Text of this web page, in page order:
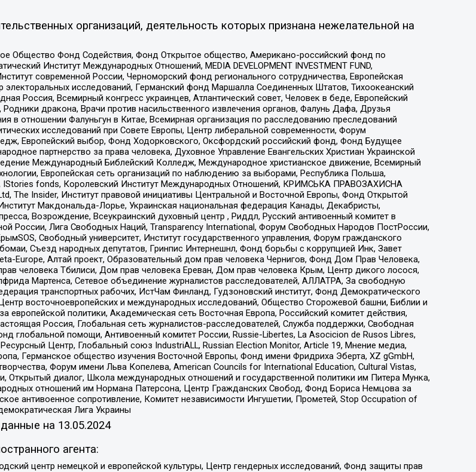
организаций, деятельность которых признана нежелательной на
Общество Фонд Содействия, Фонд Открытое общество, Американо-российский фонд по
Институт Международных Отношений, MEDIA DEVELOPMENT INVESTMENT FUND,
современной России, Черноморский фонд регионального сотрудничества, Европейская
исследований, Германский фонд Маршалла Соединенных Штатов, Тихоокеанский
Россия, Всемирный конгресс украинцев, Атлантический совет, Человек в беде, Европейский
дракона, Врачи против насильственного извлечения органов, Фалунь Дафа, Друзья
в отношении Фалуньгун в Китае, Всемирная организация по расследованию преследований
исследований при Совете Европы, Центр либеральной современности, Форум
Европейский выбор, Фонд Ходорковского, Оксфордский российский фонд, Фонд Будущее
партнерство за права человека, Духовное Управление Евангельских Христиан Украинской
Международный Библейский Колледж, Международное христианское движение, Всемирный
Европейская сеть организаций по наблюдению за выборами, Республика Польша,
fonds, Королевский Институт Международных Отношений, КРИМСЬКА ПРАВОЗАХИСНА
The Insider, Институт правовой инициативы Центральной и Восточной Европы, Фонд Открытой
Макдональда-Лорье, Украинская национальная федерация Канады, Декабристы,
Возрождение, Всеукраинский духовный центр , Риддл, Русский антивоенный комитет в
России, Лига Свободных Наций, Transparеncy International, Форум Свободных Народов ПостРоссии,
Свободный университет, Институт государственного управления, Форум гражданского
Съезд народных депутатов, Гринпис Интернешнл, Фонд борьбы с коррупцией Инк, Завет
Europe, Алтай проект, Образовательный дом прав человека Чернигов, Фонд Дом Прав Человека,
человека Тбилиси, Дом прав человека Ереван, Дом прав человека Крым, Центр дикого лосося,
Мартенса, Сетевое объединение журналистов расследователей, АЛЛАТРА, За свободную
транспортных рабочих, ИстЧам Финланд, Гудзоновский институт, Фонд Демократического
восточноевропейских и международных исследований, Общество Сторожевой башни, Библии и
европейской политики, Академическая сеть Восточная Европа, Российский комитет действия,
Россия, Глобальная сеть журналистов-расследователей, Служба поддержки, Свободная
глобальной помощи, Антивоенный комитет России, Russie-Libertes, La Asocicion de Rusos Libres,
Центр, Глобальный союз IndustriALL, Russian Election Monitor, Article 19, Мнение медиа,
Германское общество изучения Восточной Европы, Фонд имени Фридриха Эберта, XZ gGmbH,
Форум имени Льва Копелева, American Councils for International Education, Cultural Vistas,
Открытый диалог, Школа международных отношений и государственной политики им Питера Мунка,
отношений им Нормана Патерсона, Центр Гражданских Свобод, Фонд Бориса Немцова за
антивоенное сопротивление, Комитет независимости Ингушетии, Прометей, Stop Occupation of
Лига Украины
данные на 13.05.2024
агента:
центр немецкой и европейской культуры, Центр гендерных исследований, Фонд защиты прав